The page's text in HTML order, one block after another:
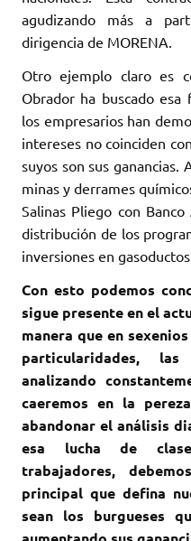
agudizando más a
dirigencia de MORENA.
Otro ejemplo claro es
Obrador ha buscado esa
los empresarios han
intereses no coinciden
suyos son sus ganancias.
minas y derrames
Salinas Pliego con
distribución de los
inversiones en
Con esto podemos
sigue presente en el
manera que en
particularidades,
analizando
caeremos en la
abandonar el análisis
esa lucha de
trabajadores,
principal que defina
sean los burgueses